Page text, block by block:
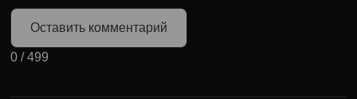
Оставить комментарий
0 /499